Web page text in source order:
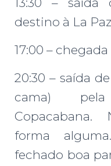
destino à La Paz
17:00 – chegada
20:30 – saída
cama)
forma
fechado boa